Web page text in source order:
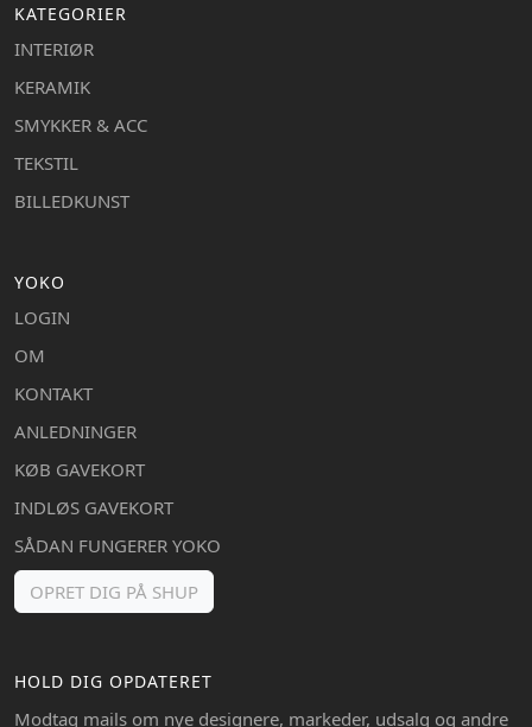
KATEGORIER
INTERIØR
KERAMIK
SMYKKER & ACC
TEKSTIL
BILLEDKUNST
YOKO
LOGIN
OM
KONTAKT
ANLEDNINGER
KØB GAVEKORT
INDLØS GAVEKORT
SÅDAN FUNGERER YOKO
OPRET DIG PÅ SHUP
HOLD DIG OPDATERET
Modtag mails om nye designere, markeder, udsalg og andre